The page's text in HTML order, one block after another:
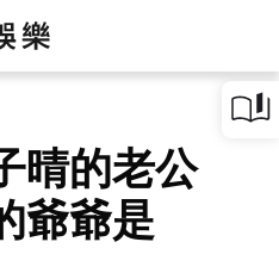
晴的老公
爺爺是